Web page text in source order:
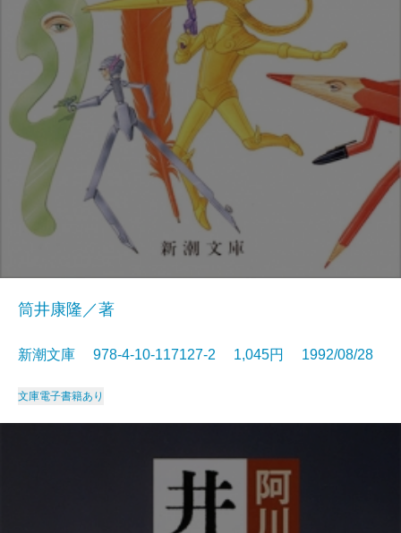
筒井康隆／著
新潮文庫 978-4-10-117127-2 1,045円 1992/08/28
文庫電子書籍あり